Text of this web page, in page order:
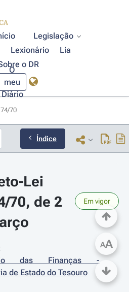
Legislação
Lexionário
Lia
o DR
O
meu
Diário
70
Índice
Lei
70, de 2
Em vigor
das Finanças -
de Estado do Tesouro
AA